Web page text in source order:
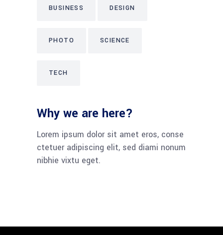
BUSINESS DESIGN
PHOTO SCIENCE
TECH
Why we are here?
Lorem ipsum dolor sit amet eros, conse
ctetuer adipiscing elit, sed diami nonum
nibhie vixtu eget.